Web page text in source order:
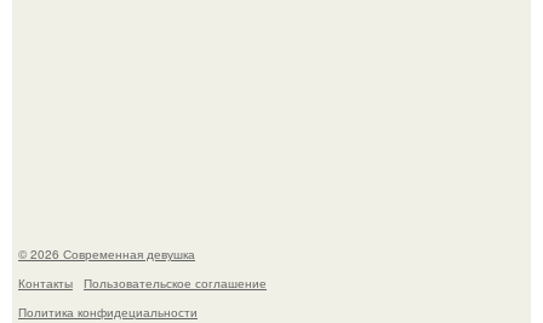
© 2026 Современная девушка
Контакты
Пользовательское соглашение
Политика конфидециальности